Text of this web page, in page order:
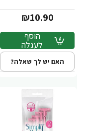
Gillette
₪10.90
הוסף
לעגלה
האם יש לך שאלה?